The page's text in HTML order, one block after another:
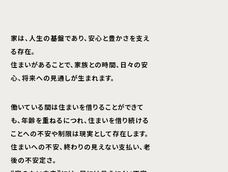
家は、人生の基盤であり、安心と豊かさを支え
る存在。
住まいがあることで、家族との時間、日々の安
心、将来への見通しが生まれます。
働いている間は住まいを借りることができて
も、年齢を重ねるにつれ、住まいを借り続ける
ことへの不安や制限は現実として存在します。
住まいへの不安、終わりの見えない支払い、老
後の不安定さ。